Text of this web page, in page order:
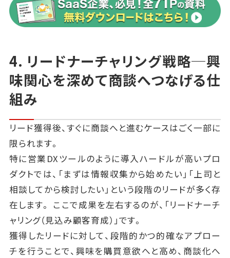
4. リードナーチャリング戦略─興
味関心を深めて商談へつなげる仕
組み
リード獲得後、すぐに商談へと進むケースはごく一部に
限られます。
特に営業DXツールのように導入ハードルが高いプロ
ダクトでは、「まずは情報収集から始めたい」「上司と
相談してから検討したい」という段階のリードが多く存
在します。 ここで成果を左右するのが、「リードナーチ
ャリング（見込み顧客育成）」です。
獲得したリードに対して、段階的かつ的確なアプロー
チを行うことで、興味を購買意欲へと高め、商談化へ